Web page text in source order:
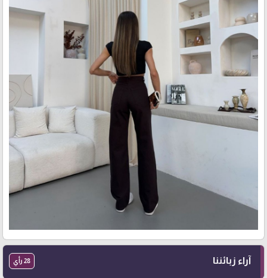
آراء زبائننا 28 رأي